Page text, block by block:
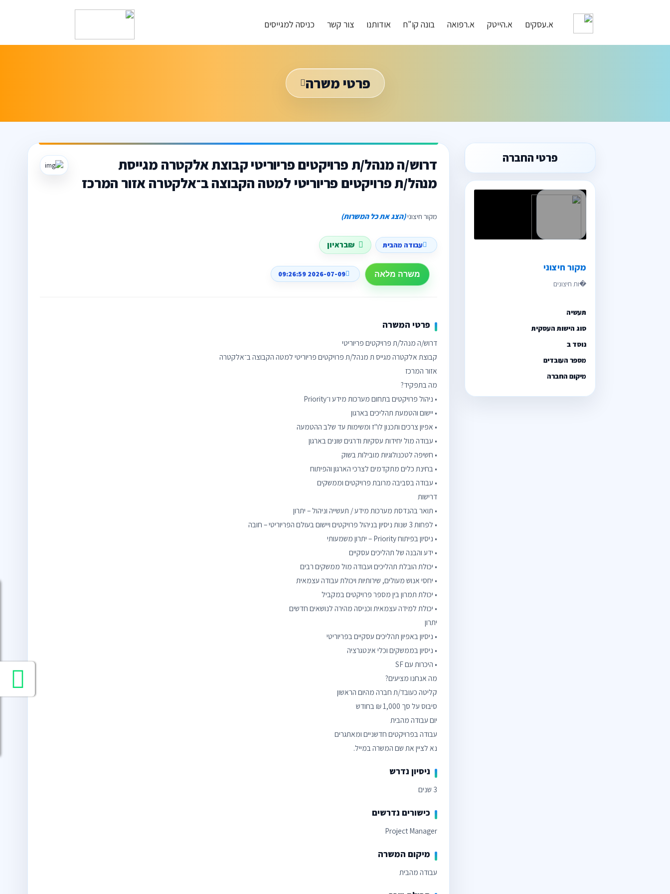
א.עסקים א.הייטק א.רפואה בונה קו"ח אודותנו צור קשר כניסה למגייסים
פרטי משרה
דרוש/ה מנהל/ת פרויקטים פריוריטי קבוצת אלקטרה מגייסת
מנהל/ת פרויקטים פריוריטי למטה הקבוצה ב־אלקטרה אזור המרכז
מקור חיצוני(הצג את כל המשרות)
עבודה מהבית ₪בראיון
משרה מלאה 2026-07-09 09:26:59
פרטי המשרה
דרוש/ה מנהל/ת פרויקטים פריוריטי
קבוצת אלקטרה מגייס ת מנהל/ת פרויקטים פריוריטי למטה הקבוצה ב־אלקטרה
אזור המרכז
מה בתפקיד?
• יישום והטמעת תהליכים בארגון
• אפיון צרכים ותכנון לו"ז ומשימות עד שלב ההטמעה
• עבודה מול יחידות עסקיות ודרגים שונים בארגון
• חשיפה לטכנולוגיות מובילות בשוק
• בחינת כלים מתקדמים לצרכי הארגון והפיתוח
• עבודה בסביבה מרובת פרויקטים וממשקים
דרישות
• תואר בהנדסת מערכות מידע / תעשייה וניהול – יתרון
• לפחות 3 שנות ניסיון בניהול פרויקטים ויישום בעולם הפריוריטי – חובה
• ניסיון בפיתוח Priority – יתרון משמעותי
• ידע והבנה של תהליכים עסקיים
• יכולת הובלת תהליכים ועבודה מול ממשקים רבים
• יחסי אנוש מעולים, שירותיות ויכולת עבודה עצמאית
• יכולת תמרון בין מספר פרויקטים במקביל
• יכולת למידה עצמאית וכניסה מהירה לנושאים חדשים
יתרון
• ניסיון באפיון תהליכים עסקיים בפריוריטי
• ניסיון בממשקים וכלי אינטגרציה
• היכרות עם SF
מה אנחנו מציעים?
קליטה כעובד/ת חברה מהיום הראשון
סיבוס על סך 1,000 ₪ בחודש
יום עבודה מהבית
עבודה בפרויקטים חדשניים ומאתגרים
נא לציין את שם המשרה במייל.
ניסיון נדרש
3 שנים
כישורים נדרשים
Project Manager
מיקום המשרה
עבודה מהבית
פרטי החברה
מקור חיצוני
תעשיה
סוג הישות העסקית
נוסד ב
מספר העובדים
מיקום החברה